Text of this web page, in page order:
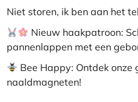
Niet storen, ik ben aan het
Nieuw haakpatroon:
pannenlappen met een
Bee Happy: Ontdek onze
naaldmagneten!